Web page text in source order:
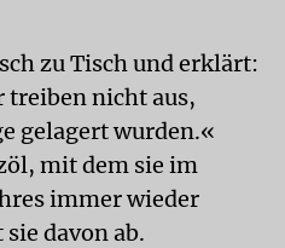
zu Tisch und erklärt:
treiben nicht aus,
gelagert wurden.«
mit dem sie im
immer wieder
davon ab.